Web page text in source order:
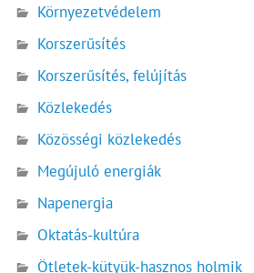
Környezetvédelem
Korszerűsítés
Korszerűsítés, felújítás
Közlekedés
Közösségi közlekedés
Megújuló energiák
Napenergia
Oktatás-kultúra
Ötletek-kütyük-hasznos holmik